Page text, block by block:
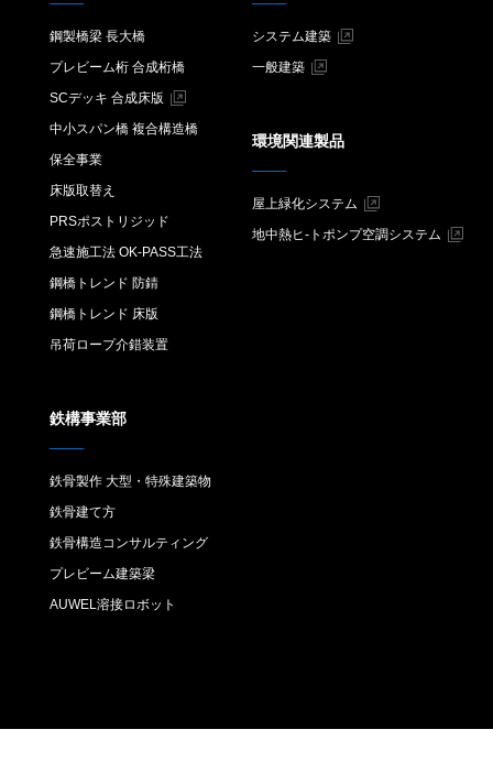
鋼製橋梁 長大橋
プレビーム桁 合成桁橋
SCデッキ 合成床版
中小スパン橋 複合構造橋
保全事業
床版取替え
PRSポストリジッド
急速施工法 OK-PASS工法
鋼橋トレンド 防錆
鋼橋トレンド 床版
吊荷ロープ介錯装置
鉄構事業部
鉄骨製作 大型・特殊建築物
鉄骨建て方
鉄骨構造コンサルティング
プレビーム建築梁
AUWEL溶接ロボット
システム建築
一般建築
環境関連製品
屋上緑化システム
地中熱ヒ-トポンプ空調システム